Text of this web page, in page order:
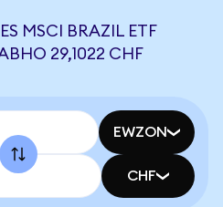
MSCI BRAZIL ETF
29,1022 CHF
EWZON
CHF